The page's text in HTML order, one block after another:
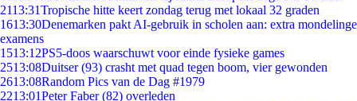
2113:31Tropische hitte keert zondag terug met lokaal 32 graden
1613:30Denemarken pakt AI-gebruik in scholen aan: extra mondelinge
examens
1513:12PS5-doos waarschuwt voor einde fysieke games
2513:08Duitser (93) crasht met quad tegen boom, vier gewonden
2613:08Random Pics van de Dag #1979
2213:01Peter Faber (82) overleden